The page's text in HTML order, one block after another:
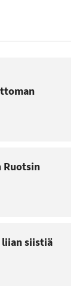
Ruotsin
liian siistiä